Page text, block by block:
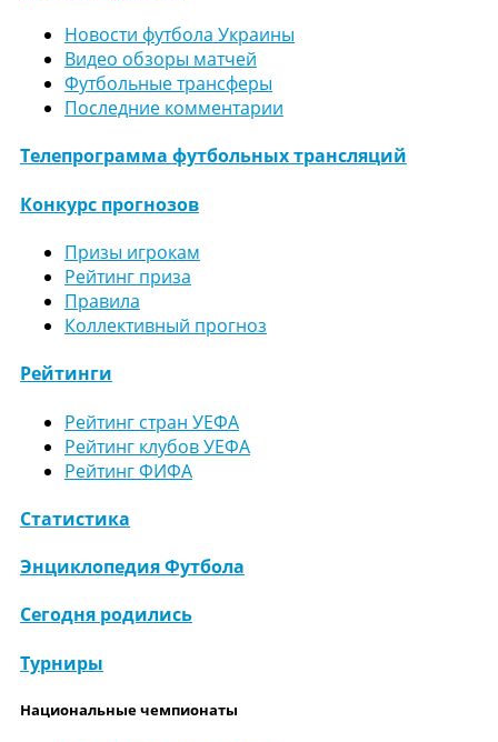
Новости футбола Украины
Видео обзоры матчей
Футбольные трансферы
Последние комментарии
Телепрограмма футбольных трансляций
Конкурс прогнозов
Призы игрокам
Рейтинг приза
Правила
Коллективный прогноз
Рейтинги
Рейтинг стран УЕФА
Рейтинг клубов УЕФА
Рейтинг ФИФА
Статистика
Энциклопедия Футбола
Сегодня родились
Турниры
Национальные чемпионаты